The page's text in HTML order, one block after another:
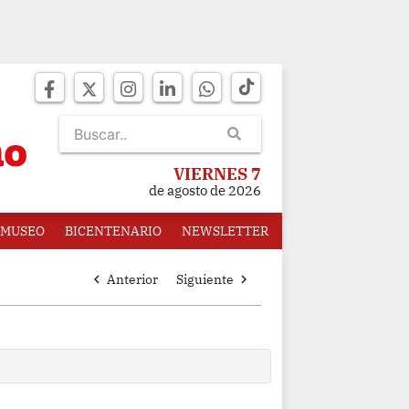
VIERNES 7
de agosto de 2026
MUSEO BICENTENARIO NEWSLETTER
chevron_left Anterior Siguiente chevron_right